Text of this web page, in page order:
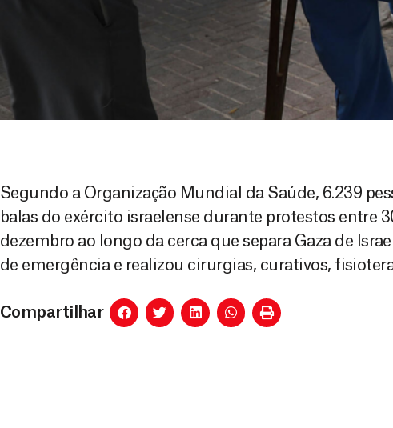
Segundo a Organização Mundial da Saúde, 6.239
balas do exército israelense durante protestos entre
dezembro ao longo da cerca que separa Gaza de
de emergência e realizou cirurgias, curativos,
Compartilhar